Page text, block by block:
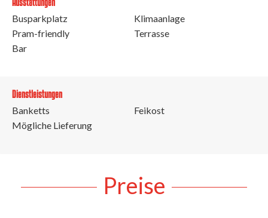
Busparkplatz
Pram-friendly
Bar
Klimaanlage
Terrasse
Dienstleistungen
Banketts
Mögliche Lieferung
Feikost
Preise